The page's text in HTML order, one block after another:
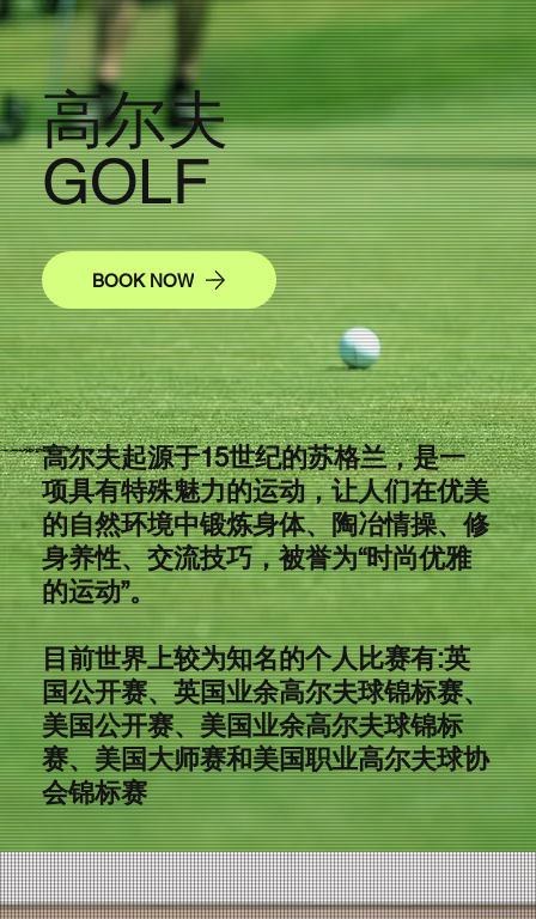
高尔夫
GOLF
BOOK NOW
高尔夫起源于15世纪的苏格兰，是一
项具有特殊魅力的运动，让人们在优美
的自然环境中锻炼身体、陶冶情操、修
身养性、交流技巧，被誉为“时尚优雅
的运动”。
目前世界上较为知名的个人比赛有:英
国公开赛、英国业余高尔夫球锦标赛、
美国公开赛、美国业余高尔夫球锦标
赛、美国大师赛和美国职业高尔夫球协
会锦标赛